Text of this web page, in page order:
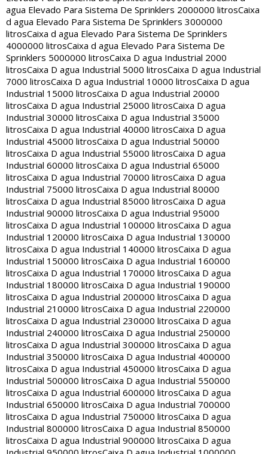
agua Elevado Para Sistema De Sprinklers 2000000 litrosCaixa
d agua Elevado Para Sistema De Sprinklers 3000000
litrosCaixa d agua Elevado Para Sistema De Sprinklers
4000000 litrosCaixa d agua Elevado Para Sistema De
Sprinklers 5000000 litrosCaixa D agua Industrial 2000
litrosCaixa D agua Industrial 5000 litrosCaixa D agua Industrial
7000 litrosCaixa D agua Industrial 10000 litrosCaixa D agua
Industrial 15000 litrosCaixa D agua Industrial 20000
litrosCaixa D agua Industrial 25000 litrosCaixa D agua
Industrial 30000 litrosCaixa D agua Industrial 35000
litrosCaixa D agua Industrial 40000 litrosCaixa D agua
Industrial 45000 litrosCaixa D agua Industrial 50000
litrosCaixa D agua Industrial 55000 litrosCaixa D agua
Industrial 60000 litrosCaixa D agua Industrial 65000
litrosCaixa D agua Industrial 70000 litrosCaixa D agua
Industrial 75000 litrosCaixa D agua Industrial 80000
litrosCaixa D agua Industrial 85000 litrosCaixa D agua
Industrial 90000 litrosCaixa D agua Industrial 95000
litrosCaixa D agua Industrial 100000 litrosCaixa D agua
Industrial 120000 litrosCaixa D agua Industrial 130000
litrosCaixa D agua Industrial 140000 litrosCaixa D agua
Industrial 150000 litrosCaixa D agua Industrial 160000
litrosCaixa D agua Industrial 170000 litrosCaixa D agua
Industrial 180000 litrosCaixa D agua Industrial 190000
litrosCaixa D agua Industrial 200000 litrosCaixa D agua
Industrial 210000 litrosCaixa D agua Industrial 220000
litrosCaixa D agua Industrial 230000 litrosCaixa D agua
Industrial 240000 litrosCaixa D agua Industrial 250000
litrosCaixa D agua Industrial 300000 litrosCaixa D agua
Industrial 350000 litrosCaixa D agua Industrial 400000
litrosCaixa D agua Industrial 450000 litrosCaixa D agua
Industrial 500000 litrosCaixa D agua Industrial 550000
litrosCaixa D agua Industrial 600000 litrosCaixa D agua
Industrial 650000 litrosCaixa D agua Industrial 700000
litrosCaixa D agua Industrial 750000 litrosCaixa D agua
Industrial 800000 litrosCaixa D agua Industrial 850000
litrosCaixa D agua Industrial 900000 litrosCaixa D agua